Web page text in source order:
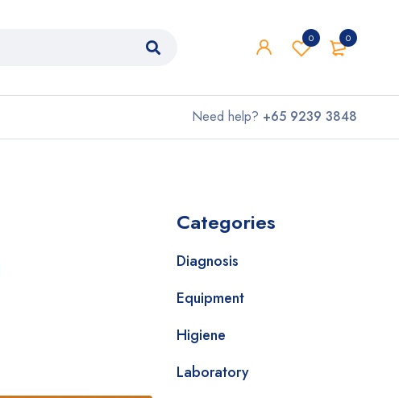
0
0
Need help? +65 9239 3848
Categories
Diagnosis
Equipment
Higiene
Laboratory